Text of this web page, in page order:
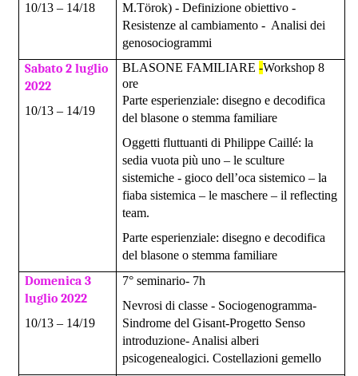
10/13 – 14/18
M.Törok) - Definizione obiettivo -
Resistenze al cambiamento - Analisi dei
genosociogrammi
Sabato 2 luglio
2022
10/13 – 14/19
BLASONE FAMILIARE -Workshop 8
ore
Parte esperienziale: disegno e decodifica
del blasone o stemma familiare
Oggetti fluttuanti di Philippe Caillé: la
sedia vuota più uno – le sculture
sistemiche - gioco dell’oca sistemico – la
fiaba sistemica – le maschere – il reflecting
team.
Parte esperienziale: disegno e decodifica
del blasone o stemma familiare
Domenica 3
luglio 2022
10/13 – 14/19
7° seminario- 7h
Nevrosi di classe - Sociogenogramma-
Sindrome del Gisant-Progetto Senso
introduzione- Analisi alberi
psicogenealogici. Costellazioni gemello